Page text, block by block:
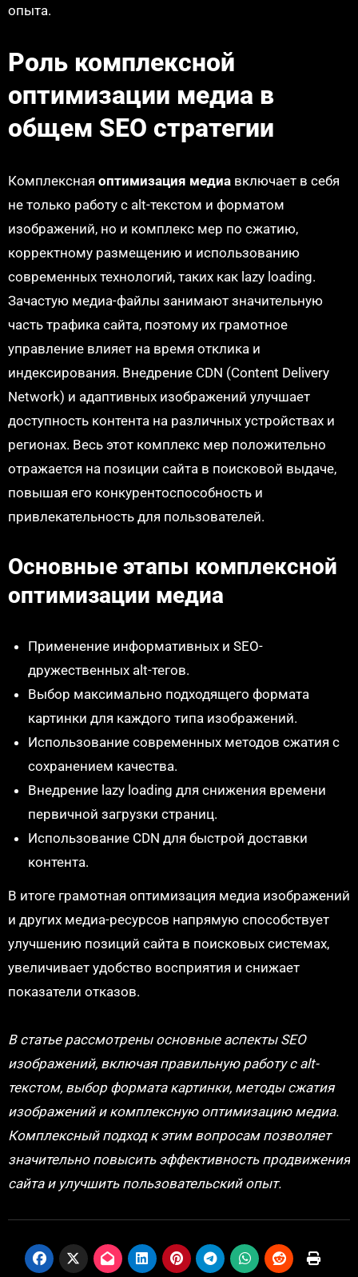
опыта.
Роль комплексной
оптимизации медиа в
общем SEO стратегии
Комплексная оптимизация медиавключает в себя
не только работу с alt-текстом и форматом
изображений, но и комплекс мер по сжатию,
корректному размещению и использованию
современных технологий, таких как lazy loading.
Зачастую медиа-файлы занимают значительную
часть трафика сайта, поэтому их грамотное
управление влияет на время отклика и
индексирования. Внедрение CDN (Content Delivery
Network) и адаптивных изображений улучшает
доступность контента на различных устройствах и
регионах. Весь этот комплекс мер положительно
отражается на позиции сайта в поисковой выдаче,
повышая его конкурентоспособность и
привлекательность для пользователей.
Основные этапы комплексной
оптимизации медиа
Применение информативных и SEO-
дружественных alt-тегов.
Выбор максимально подходящего формата
картинки для каждого типа изображений.
Использование современных методов сжатия с
сохранением качества.
Внедрение lazy loading для снижения времени
первичной загрузки страниц.
Использование CDN для быстрой доставки
контента.
В итоге грамотная оптимизация медиа изображений
и других медиа-ресурсов напрямую способствует
улучшению позиций сайта в поисковых системах,
увеличивает удобство восприятия и снижает
показатели отказов.
В статье рассмотрены основные аспекты SEO
изображений, включая правильную работу с alt-
текстом, выбор формата картинки, методы сжатия
изображений и комплексную оптимизацию медиа.
Комплексный подход к этим вопросам позволяет
значительно повысить эффективность продвижения
сайта и улучшить пользовательский опыт.